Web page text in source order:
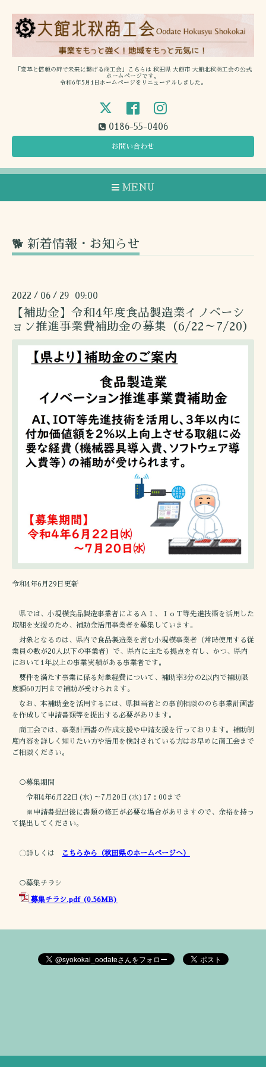
「変革と信頼の絆で未来に繋げる商工会」こちらは 秋田県 大館市 大館北秋商工会の公式
ホームページです。
令和6年5月1日ホームページをリニューアルしました。
0186-55-0406
お問い合わせ
MENU
🐕 新着情報・お知らせ
2022 / 06 / 29 09:00
【補助金】令和4年度食品製造業イノベーシ
ョン推進事業費補助金の募集（6/22～7/20）
令和4年6月29日更新
県では、小規模食品製造事業者によるＡＩ、ＩｏＴ等先進技術を活用した
取組を支援のため、補助金活用事業者を募集しています。
対象となるのは、県内で食品製造業を営む小規模事業者（常時使用する従
業員の数が20人以下の事業者）で、県内に主たる拠点を有し、かつ、県内
において1年以上の事業実績がある事業者です。
要件を満たす事業に係る対象経費について、補助率3分の2以内で補助限
度額60万円まで補助が受けられます。
なお、本補助金を活用するには、県担当者との事前相談ののち事業計画書
を作成して申請書類等を提出する必要があります。
商工会では、事業計画書の作成支援や申請支援を行っております。補助制
度内容を詳しく知りたい方や活用を検討されている方はお早めに商工会まで
ご相談ください。
○募集期間
令和4年6月22日(水)～7月20日(水)17：00まで
※申請書提出後に書類の修正が必要な場合がありますので、余裕を持っ
て提出してください。
〇詳しくは こちらから（秋田県のホームページへ）
○募集チラシ
募集チラシ.pdf(0.56MB)